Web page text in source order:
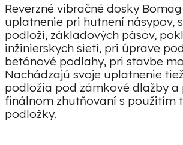
Reverzné vibračné dosky
uplatnenie pri hutnení násypov,
podloží, základových pásov,
inžinierskych sietí, pri úprave
betónové podlahy, pri stavbe
Nachádzajú svoje uplatnenie
podložia pod zámkové dlažby a
finálnom zhutňovaní s použitím
podložky.